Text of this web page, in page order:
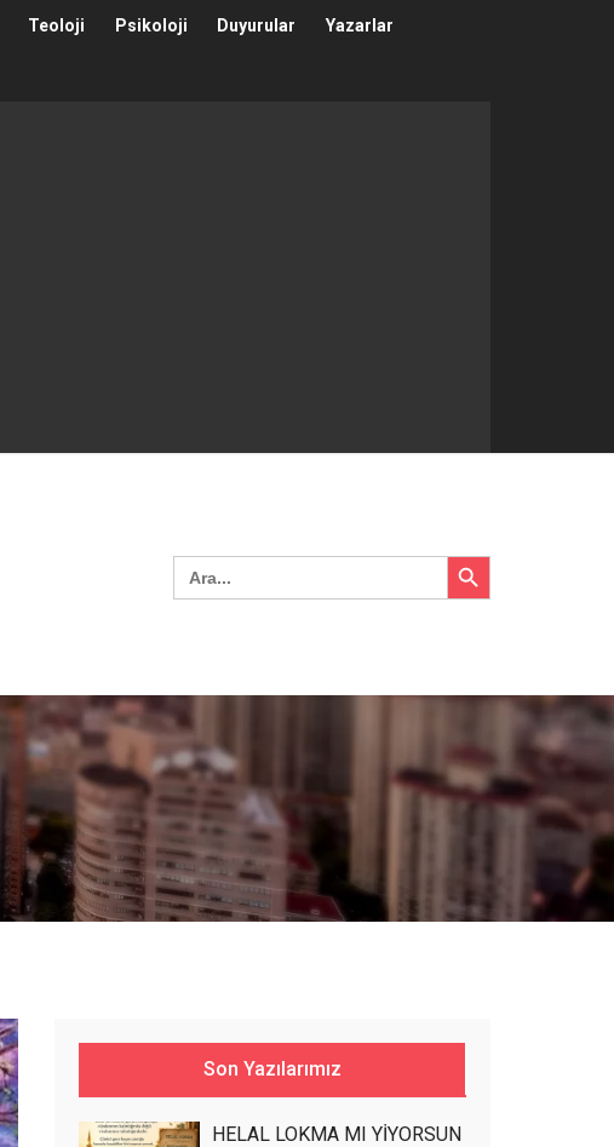
Teoloji Psikoloji Duyurular Yazarlar
Search
for:
Search Button
Son Yazılarımız
HELAL LOKMA MI YİYORSUN